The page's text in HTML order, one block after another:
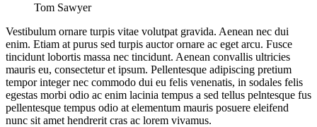
Tom Sawyer
Vestibulum ornare turpis vitae volutpat gravida. Aenean nec dui
enim. Etiam at purus sed turpis auctor ornare ac eget arcu. Fusce
tincidunt lobortis massa nec tincidunt. Aenean convallis ultricies
mauris eu, consectetur et ipsum. Pellentesque adipiscing pretium
tempor integer nec commodo dui eu felis venenatis, in sodales felis
egestas morbi odio ac enim lacinia tempus a sed tellus pelntesque fus
pellentesque tempus odio at elementum mauris posuere eleifend
nunc sit amet hendrerit cras ac lorem vivamus.